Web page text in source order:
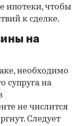
ипотеки, чтобы
к сделке.
на
необходимо
супруга на
не числится
Следует